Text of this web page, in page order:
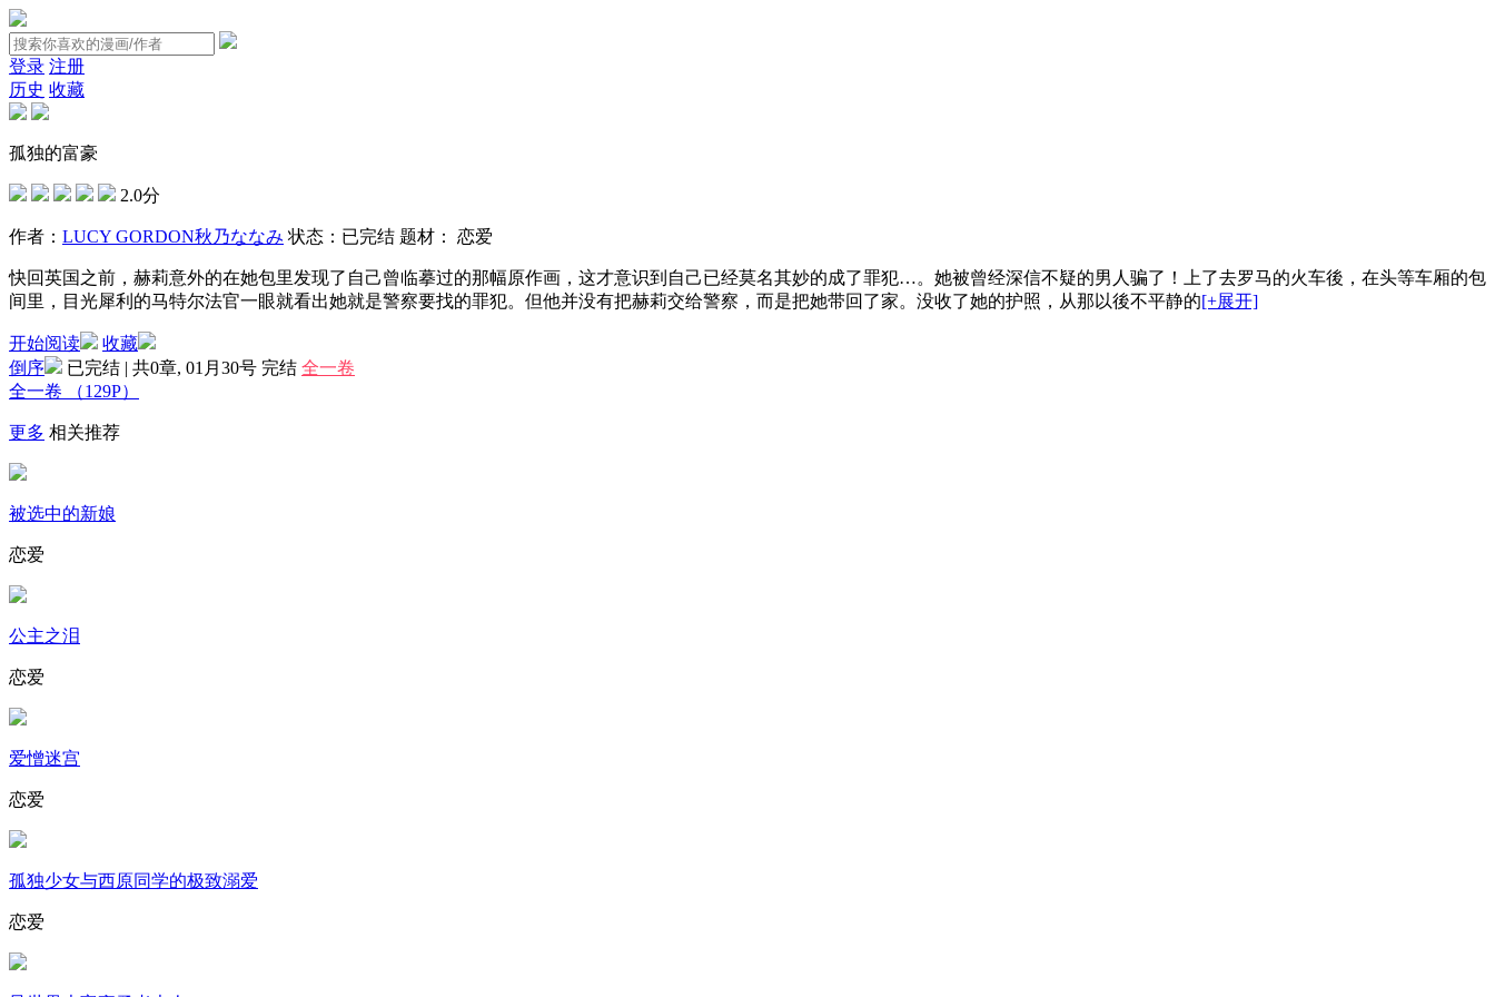
登录 注册
历史 收藏
孤独的富豪
2.0分
作者： LUCY GORDON秋乃ななみ 状态： 已完结 题材： 恋爱
快回英国之前，赫莉意外的在她包里发现了自己曾临摹过的那幅原作画，这才意识到自己已经莫名其妙的成了罪犯…。她被曾经深信不疑的男人骗了！上了去罗马的火车後，在头等车厢的包
间里，目光犀利的马特尔法官一眼就看出她就是警察要找的罪犯。但他并没有把赫莉交给警察，而是把她带回了家。没收了她的护照，从那以後不平静的[+展开]
开始阅读
收藏
倒序
已完结 | 共0章, 01月30号 完结 全一卷
全一卷
（129P）
更多 相关推荐
被选中的新娘
恋爱
公主之泪
恋爱
爱憎迷宫
恋爱
孤独少女与西原同学的极致溺爱
恋爱